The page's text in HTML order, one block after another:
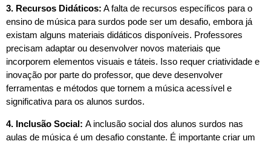
3. Recursos Didáticos: A falta de recursos específicos para o
ensino de música para surdos pode ser um desafio, embora já
existam alguns materiais didáticos disponíveis. Professores
precisam adaptar ou desenvolver novos materiais que
incorporem elementos visuais e táteis. Isso requer criatividade e
inovação por parte do professor, que deve desenvolver
ferramentas e métodos que tornem a música acessível e
significativa para os alunos surdos.
4. Inclusão Social: A inclusão social dos alunos surdos nas
aulas de música é um desafio constante. É importante criar um